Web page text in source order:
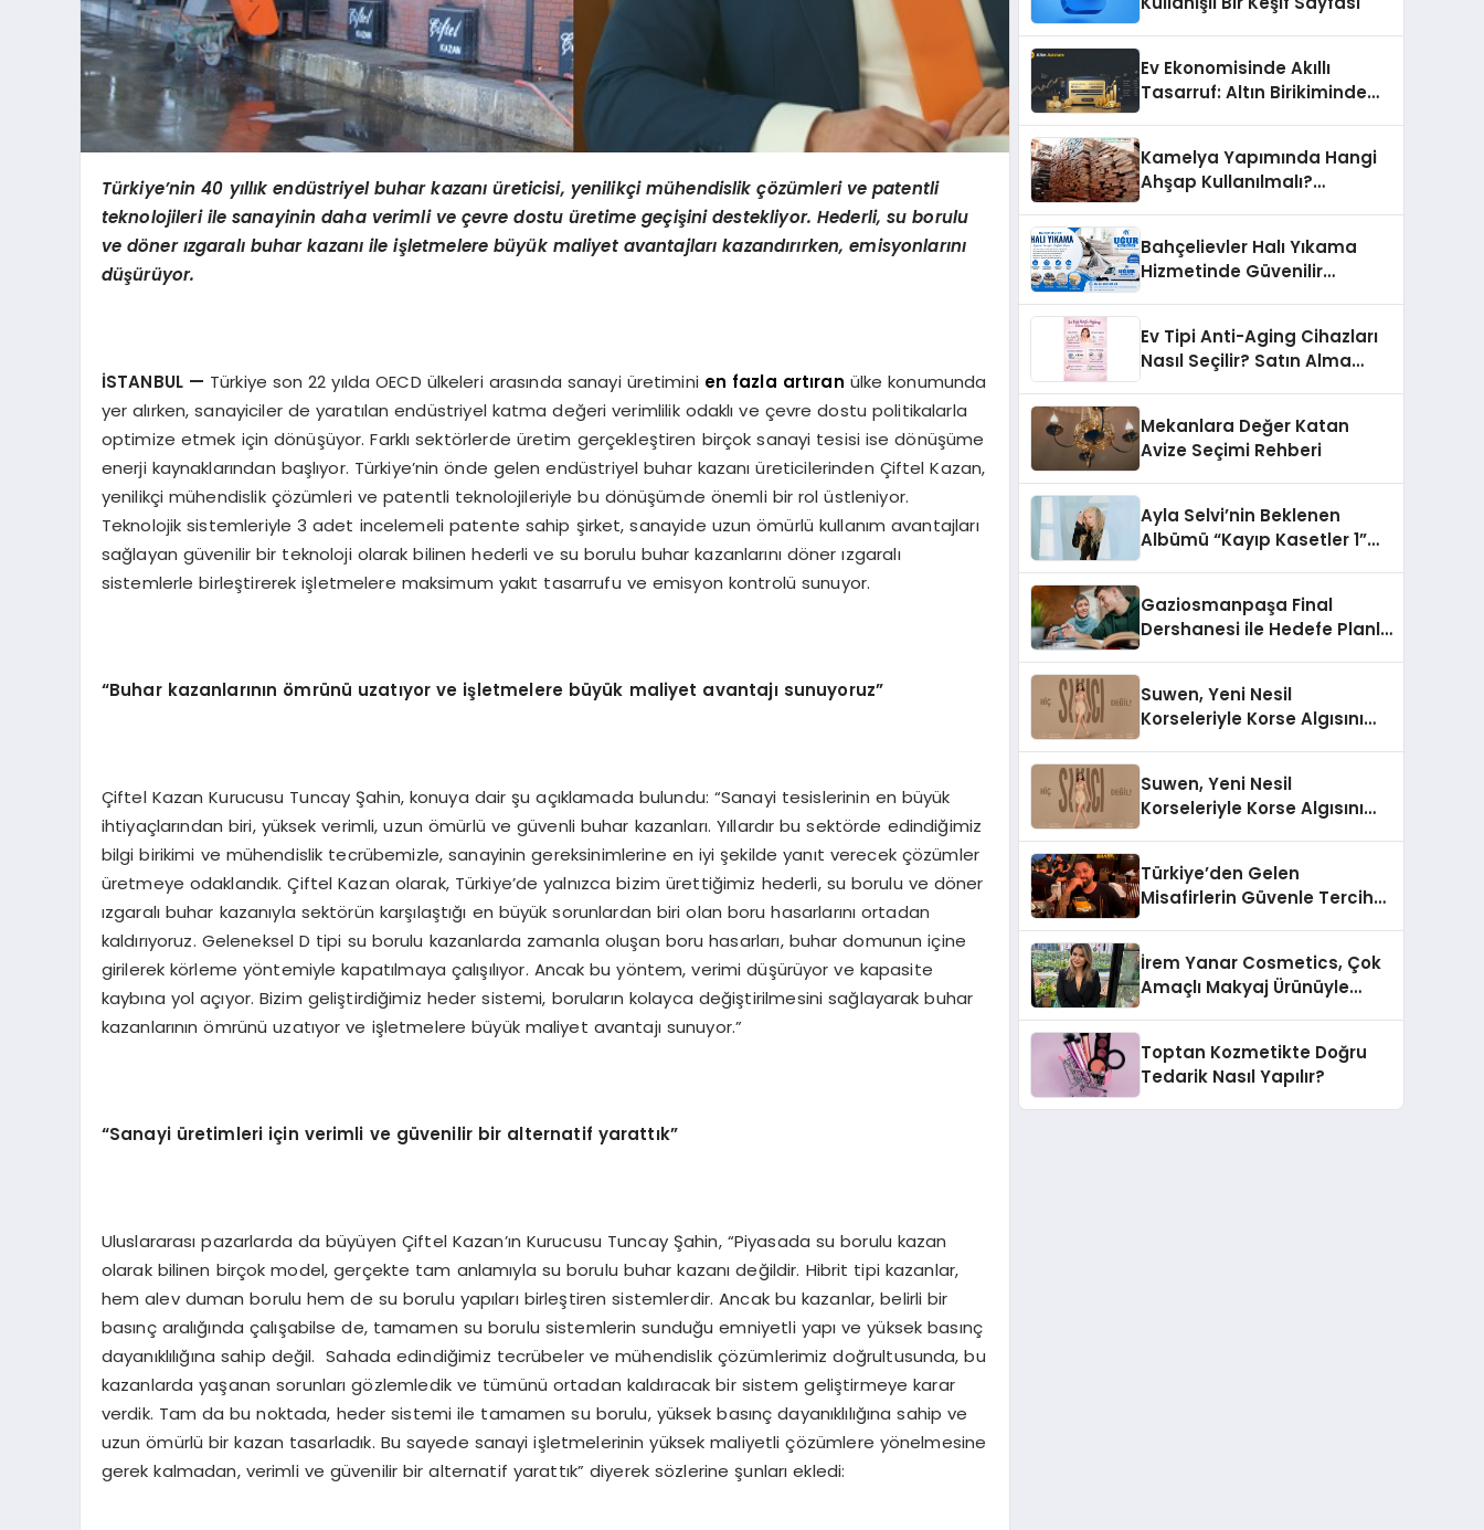
Türkiye’nin 40 yıllık endüstriyel buhar kazanı üreticisi, yenilikçi mühendislik çözümleri ve patentli
teknolojileri ile sanayinin daha verimli ve çevre dostu üretime geçişini destekliyor. Hederli, su borulu
ve döner ızgaralı buhar kazanı ile işletmelere büyük maliyet avantajları kazandırırken, emisyonlarını
düşürüyor.
İSTANBUL — Türkiye son 22 yılda OECD ülkeleri arasında sanayi üretimini en fazla artıran ülke konumunda
yer alırken, sanayiciler de yaratılan endüstriyel katma değeri verimlilik odaklı ve çevre dostu politikalarla
optimize etmek için dönüşüyor. Farklı sektörlerde üretim gerçekleştiren birçok sanayi tesisi ise dönüşüme
enerji kaynaklarından başlıyor. Türkiye’nin önde gelen endüstriyel buhar kazanı üreticilerinden Çiftel Kazan,
yenilikçi mühendislik çözümleri ve patentli teknolojileriyle bu dönüşümde önemli bir rol üstleniyor.
Teknolojik sistemleriyle 3 adet incelemeli patente sahip şirket, sanayide uzun ömürlü kullanım avantajları
sağlayan güvenilir bir teknoloji olarak bilinen hederli ve su borulu buhar kazanlarını döner ızgaralı
sistemlerle birleştirerek işletmelere maksimum yakıt tasarrufu ve emisyon kontrolü sunuyor.
“Buhar kazanlarının ömrünü uzatıyor ve işletmelere büyük maliyet avantajı sunuyoruz”
Çiftel Kazan Kurucusu Tuncay Şahin, konuya dair şu açıklamada bulundu: “Sanayi tesislerinin en büyük
ihtiyaçlarından biri, yüksek verimli, uzun ömürlü ve güvenli buhar kazanları. Yıllardır bu sektörde edindiğimiz
bilgi birikimi ve mühendislik tecrübemizle, sanayinin gereksinimlerine en iyi şekilde yanıt verecek çözümler
üretmeye odaklandık. Çiftel Kazan olarak, Türkiye’de yalnızca bizim ürettiğimiz hederli, su borulu ve döner
ızgaralı buhar kazanıyla sektörün karşılaştığı en büyük sorunlardan biri olan boru hasarlarını ortadan
kaldırıyoruz. Geleneksel D tipi su borulu kazanlarda zamanla oluşan boru hasarları, buhar domunun içine
girilerek körleme yöntemiyle kapatılmaya çalışılıyor. Ancak bu yöntem, verimi düşürüyor ve kapasite
kaybına yol açıyor. Bizim geliştirdiğimiz heder sistemi, boruların kolayca değiştirilmesini sağlayarak buhar
kazanlarının ömrünü uzatıyor ve işletmelere büyük maliyet avantajı sunuyor.”
“Sanayi üretimleri için verimli ve güvenilir bir alternatif yarattık”
Uluslararası pazarlarda da büyüyen Çiftel Kazan’ın Kurucusu Tuncay Şahin, “Piyasada su borulu kazan
olarak bilinen birçok model, gerçekte tam anlamıyla su borulu buhar kazanı değildir. Hibrit tipi kazanlar,
hem alev duman borulu hem de su borulu yapıları birleştiren sistemlerdir. Ancak bu kazanlar, belirli bir
basınç aralığında çalışabilse de, tamamen su borulu sistemlerin sunduğu emniyetli yapı ve yüksek basınç
dayanıklılığına sahip değil. Sahada edindiğimiz tecrübeler ve mühendislik çözümlerimiz doğrultusunda, bu
kazanlarda yaşanan sorunları gözlemledik ve tümünü ortadan kaldıracak bir sistem geliştirmeye karar
verdik. Tam da bu noktada, heder sistemi ile tamamen su borulu, yüksek basınç dayanıklılığına sahip ve
uzun ömürlü bir kazan tasarladık. Bu sayede sanayi işletmelerinin yüksek maliyetli çözümlere yönelmesine
gerek kalmadan, verimli ve güvenilir bir alternatif yarattık” diyerek sözlerine şunları ekledi:
Ev Ekonomisinde Akıllı
Tasarruf: Altın Birikiminde
Kamelya Yapımında Hangi
Ahşap Kullanılmalı?
Bahçelievler Halı Yıkama
Hizmetinde Güvenilir
Ev Tipi Anti-Aging Cihazları
Nasıl Seçilir? Satın Alma
Mekanlara Değer Katan
Avize Seçimi Rehberi
Ayla Selvi’nin Beklenen
Albümü “Kayıp Kasetler 1”
Gaziosmanpaşa Final
Dershanesi ile Hedefe Planlı
Suwen, Yeni Nesil
Korseleriyle Korse Algısını
Suwen, Yeni Nesil
Korseleriyle Korse Algısını
Türkiye’den Gelen
Misafirlerin Güvenle Tercih
Dikkat Çekiyor
İrem Yanar Cosmetics, Çok
Amaçlı Makyaj Ürünüyle
Toptan Kozmetikte Doğru
Tedarik Nasıl Yapılır?